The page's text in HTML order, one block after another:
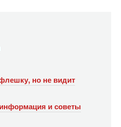
но не видит
и советы